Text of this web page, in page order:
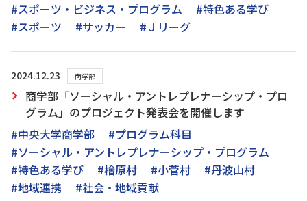
#スポーツ・ビジネス・プログラム
#特色ある学び
#スポーツ
#サッカー #Ｊリーグ
2024.12.23 商学部
商学部「ソーシャル・アントレプレナーシップ・プロ
グラム」のプロジェクト発表会を開催します
#中央大学商学部
#プログラム科目
#ソーシャル・アントレプレナーシップ・プログラム
#特色ある学び
#檜原村 #小菅村
#丹波山村
#地域連携
#社会・地域貢献